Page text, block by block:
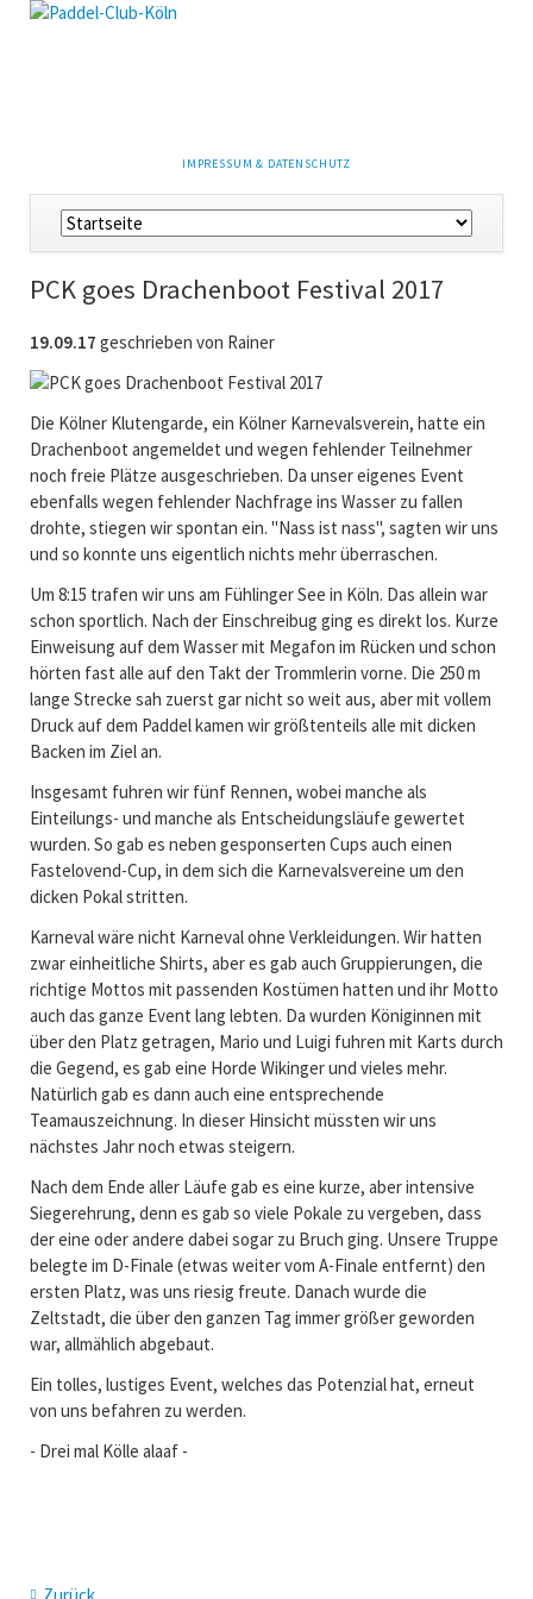
NAVIGATION
IMPRESSUM & DATENSCHUTZ
Navigation
überspringen
PCK goes Drachenboot Festival 2017
19.09.17 geschrieben von Rainer
Die Kölner Klutengarde, ein Kölner Karnevalsverein, hatte ein
Drachenboot angemeldet und wegen fehlender Teilnehmer
noch freie Plätze ausgeschrieben. Da unser eigenes Event
ebenfalls wegen fehlender Nachfrage ins Wasser zu fallen
drohte, stiegen wir spontan ein. "Nass ist nass", sagten wir uns
und so konnte uns eigentlich nichts mehr überraschen.
Um 8:15 trafen wir uns am Fühlinger See in Köln. Das allein war
schon sportlich. Nach der Einschreibug ging es direkt los. Kurze
Einweisung auf dem Wasser mit Megafon im Rücken und schon
hörten fast alle auf den Takt der Trommlerin vorne. Die 250 m
lange Strecke sah zuerst gar nicht so weit aus, aber mit vollem
Druck auf dem Paddel kamen wir größtenteils alle mit dicken
Backen im Ziel an.
Insgesamt fuhren wir fünf Rennen, wobei manche als
Einteilungs- und manche als Entscheidungsläufe gewertet
wurden. So gab es neben gesponserten Cups auch einen
Fastelovend-Cup, in dem sich die Karnevalsvereine um den
dicken Pokal stritten.
Karneval wäre nicht Karneval ohne Verkleidungen. Wir hatten
zwar einheitliche Shirts, aber es gab auch Gruppierungen, die
richtige Mottos mit passenden Kostümen hatten und ihr Motto
auch das ganze Event lang lebten. Da wurden Königinnen mit
über den Platz getragen, Mario und Luigi fuhren mit Karts durch
die Gegend, es gab eine Horde Wikinger und vieles mehr.
Natürlich gab es dann auch eine entsprechende
Teamauszeichnung. In dieser Hinsicht müssten wir uns
nächstes Jahr noch etwas steigern.
Nach dem Ende aller Läufe gab es eine kurze, aber intensive
Siegerehrung, denn es gab so viele Pokale zu vergeben, dass
der eine oder andere dabei sogar zu Bruch ging. Unsere Truppe
belegte im D-Finale (etwas weiter vom A-Finale entfernt) den
ersten Platz, was uns riesig freute. Danach wurde die
Zeltstadt, die über den ganzen Tag immer größer geworden
war, allmählich abgebaut.
Ein tolles, lustiges Event, welches das Potenzial hat, erneut
von uns befahren zu werden.
- Drei mal Kölle alaaf -